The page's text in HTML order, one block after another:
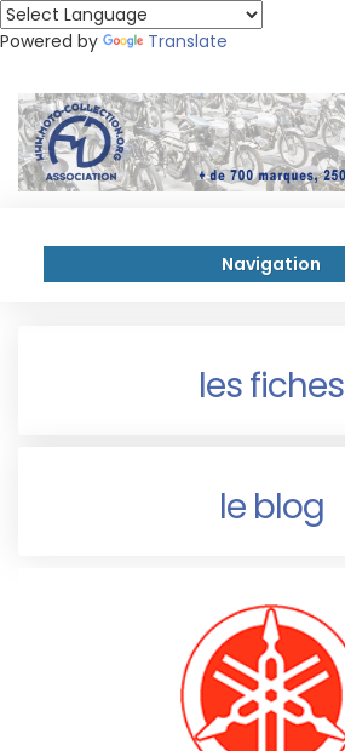
Powered by Translate
Navigation
les fiches
le blog